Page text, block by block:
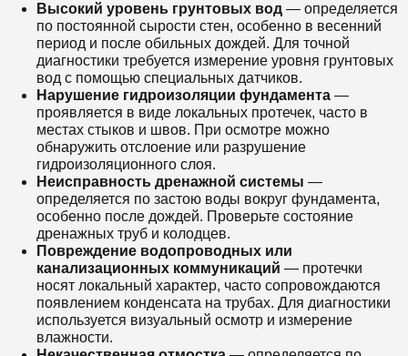
Высокий уровень грунтовых вод — определяется
по постоянной сырости стен, особенно в весенний
период и после обильных дождей. Для точной
диагностики требуется измерение уровня грунтовых
вод с помощью специальных датчиков.
Нарушение гидроизоляции фундамента —
проявляется в виде локальных протечек, часто в
местах стыков и швов. При осмотре можно
обнаружить отслоение или разрушение
гидроизоляционного слоя.
Неисправность дренажной системы —
определяется по застою воды вокруг фундамента,
особенно после дождей. Проверьте состояние
дренажных труб и колодцев.
Повреждение водопроводных или
канализационных коммуникаций — протечки
носят локальный характер, часто сопровождаются
появлением конденсата на трубах. Для диагностики
используется визуальный осмотр и измерение
влажности.